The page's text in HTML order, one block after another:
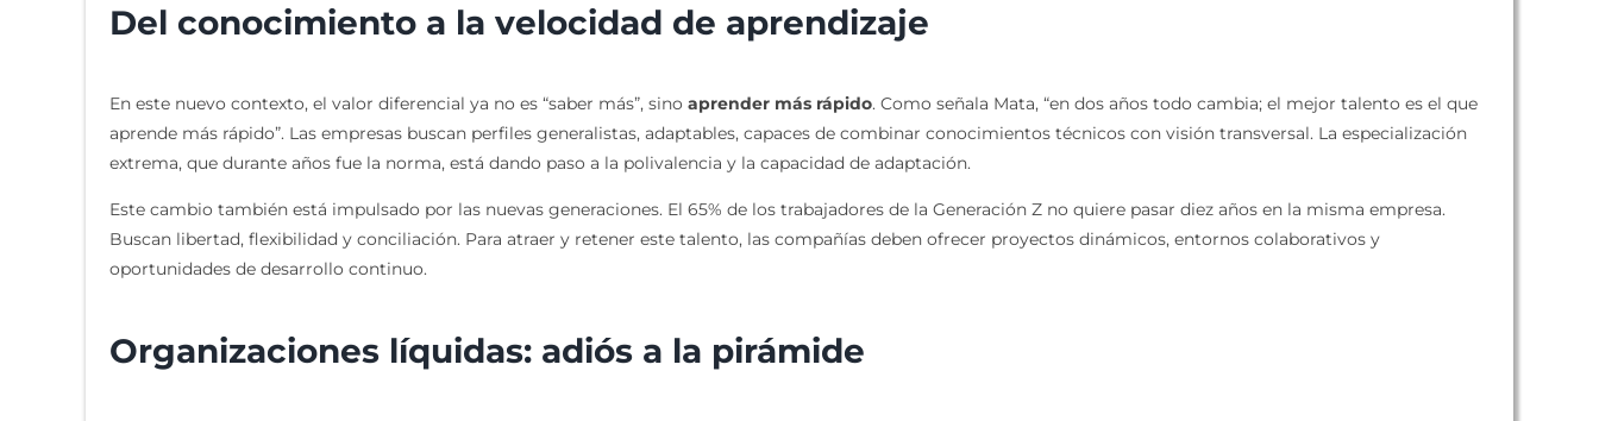
Del conocimiento a la velocidad de aprendizaje
En este nuevo contexto, el valor diferencial ya no es “saber más”, sino aprender más rápido. Como señala Mata, “en dos años todo cambia; el mejor talento es el que
aprende más rápido”. Las empresas buscan perfiles generalistas, adaptables, capaces de combinar conocimientos técnicos con visión transversal. La especialización
extrema, que durante años fue la norma, está dando paso a la polivalencia y la capacidad de adaptación.
Este cambio también está impulsado por las nuevas generaciones. El 65% de los trabajadores de la Generación Z no quiere pasar diez años en la misma empresa.
Buscan libertad, flexibilidad y conciliación. Para atraer y retener este talento, las compañías deben ofrecer proyectos dinámicos, entornos colaborativos y
oportunidades de desarrollo continuo.
Organizaciones líquidas: adiós a la pirámide